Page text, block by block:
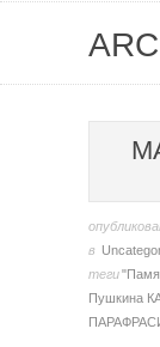
в
теги
Пушкина